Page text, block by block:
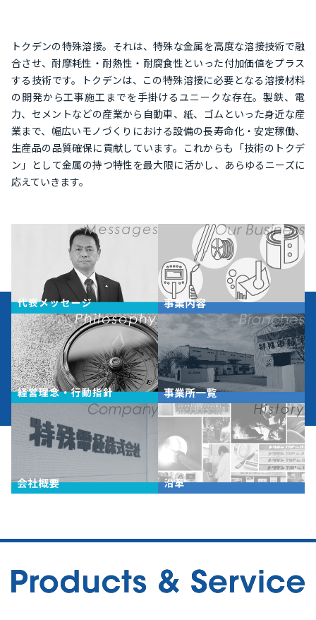
トクデンの特殊溶接。それは、特殊な金属を高度な溶接技術で融
合させ、耐摩耗性・耐熱性・耐腐食性といった付加価値をプラス
する技術です。トクデンは、この特殊溶接に必要となる溶接材料
の開発から工事施工までを手掛けるユニークな存在。製鉄、電
力、セメントなどの産業から自動車、紙、ゴムといった身近な産
業まで、幅広いモノづくりにおける設備の長寿命化・安定稼働、
生産品の品質確保に貢献しています。これからも「技術のトクデ
ン」として金属の持つ特性を最大限に活かし、あらゆるニーズに
応えていきます。